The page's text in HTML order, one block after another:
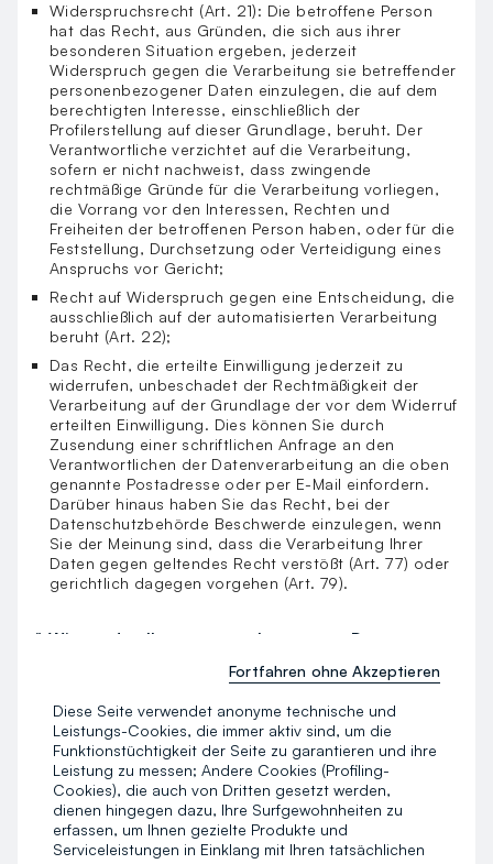
Widerspruchsrecht (Art. 21): Die betroffene Person
hat das Recht, aus Gründen, die sich aus ihrer
besonderen Situation ergeben, jederzeit
Widerspruch gegen die Verarbeitung sie betreffender
personenbezogener Daten einzulegen, die auf dem
berechtigten Interesse, einschließlich der
Profilerstellung auf dieser Grundlage, beruht. Der
Verantwortliche verzichtet auf die Verarbeitung,
sofern er nicht nachweist, dass zwingende
rechtmäßige Gründe für die Verarbeitung vorliegen,
die Vorrang vor den Interessen, Rechten und
Freiheiten der betroffenen Person haben, oder für die
Feststellung, Durchsetzung oder Verteidigung eines
Anspruchs vor Gericht;
Recht auf Widerspruch gegen eine Entscheidung, die
ausschließlich auf der automatisierten Verarbeitung
beruht (Art. 22);
Das Recht, die erteilte Einwilligung jederzeit zu
widerrufen, unbeschadet der Rechtmäßigkeit der
Verarbeitung auf der Grundlage der vor dem Widerruf
erteilten Einwilligung. Dies können Sie durch
Zusendung einer schriftlichen Anfrage an den
Verantwortlichen der Datenverarbeitung an die oben
genannte Postadresse oder per E-Mail einfordern.
Darüber hinaus haben Sie das Recht, bei der
Datenschutzbehörde Beschwerde einzulegen, wenn
Sie der Meinung sind, dass die Verarbeitung Ihrer
Daten gegen geltendes Recht verstößt (Art. 77) oder
gerichtlich dagegen vorgehen (Art. 79).
j) Wie werden Ihre personenbezogenen Daten
Personenbezogene Daten werden unter Anwendung
Sicherheitsmaßnahmen, die der Art der Daten
entsprechen, verarbeitet, um ihre Integrität und
Vertraulichkeit zu gewährleisten und sie vor den Risiken
des unberechtigten Zugriffs, des Verlustes, der
Veränderung oder der Offenlegung an unbefugte Dritte
zu schützen.
k) Aktualisierungen
Diese Seite verwendet anonyme technische und
Leistungs-Cookies, die immer aktiv sind, um die
Funktionstüchtigkeit der Seite zu garantieren und ihre
Leistung zu messen; Andere Cookies (Profiling-
Cookies), die auch von Dritten gesetzt werden,
dienen hingegen dazu, Ihre Surfgewohnheiten zu
erfassen, um Ihnen gezielte Produkte und
Serviceleistungen in Einklang mit Ihren tatsächlichen
Fortfahren ohne Akzeptieren